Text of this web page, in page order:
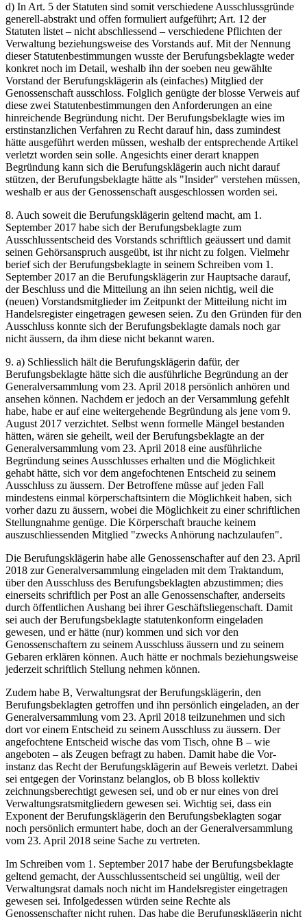
d) In Art. 5 der Statuten sind somit verschiedene Ausschlussgründe
generell-abstrakt und offen formuliert aufgeführt; Art. 12 der
Statuten listet – nicht abschliessend – verschiedene Pflichten der
Verwaltung beziehungsweise des Vorstands auf. Mit der Nennung
dieser Statutenbestimmungen wusste der Berufungsbeklagte weder
konkret noch im Detail, weshalb ihn der soeben neu gewählte
Vorstand der Berufungsklägerin als (einfaches) Mitglied der
Genossenschaft ausschloss. Folglich genügte der blosse Verweis auf
diese zwei Statutenbestimmungen den Anforderungen an eine
hinreichende Begründung nicht. Der Berufungsbeklagte wies im
erstinstanzlichen Verfahren zu Recht darauf hin, dass zumindest
hätte ausgeführt werden müssen, weshalb der entsprechende Artikel
verletzt worden sein solle. Angesichts einer derart knappen
Begründung kann sich die Berufungsklägerin auch nicht darauf
stützen, der Berufungsbeklagte hätte als "Insider" verstehen müssen,
weshalb er aus der Genossenschaft ausgeschlossen worden sei.
8. Auch soweit die Berufungsklägerin geltend macht, am 1.
September 2017 habe sich der Berufungsbeklagte zum
Ausschlussentscheid des Vorstands schriftlich geäussert und damit
seinen Gehörsanspruch ausgeübt, ist ihr nicht zu folgen. Vielmehr
berief sich der Berufungsbeklagte in seinem Schreiben vom 1.
September 2017 an die Berufungsklägerin zur Hauptsache darauf,
der Beschluss und die Mitteilung an ihn seien nichtig, weil die
(neuen) Vorstandsmitglieder im Zeitpunkt der Mitteilung nicht im
Handelsregister eingetragen gewesen seien. Zu den Gründen für den
Ausschluss konnte sich der Berufungsbeklagte damals noch gar
nicht äussern, da ihm diese nicht bekannt waren.
9. a) Schliesslich hält die Berufungsklägerin dafür, der
Berufungsbeklagte hätte sich die ausführliche Begründung an der
Generalversammlung vom 23. April 2018 persönlich anhören und
ansehen können. Nachdem er jedoch an der Versammlung gefehlt
habe, habe er auf eine weitergehende Begründung als jene vom 9.
August 2017 verzichtet. Selbst wenn formelle Mängel bestanden
hätten, wären sie geheilt, weil der Berufungsbeklagte an der
Generalversammlung vom 23. April 2018 eine ausführliche
Begründung seines Ausschlusses erhalten und die Möglichkeit
gehabt hätte, sich vor dem angefochtenen Entscheid zu seinem
Ausschluss zu äussern. Der Betroffene müsse auf jeden Fall
mindestens einmal körperschaftsintern die Möglichkeit haben, sich
vorher dazu zu äussern, wobei die Möglichkeit zu einer schriftlichen
Stellungnahme genüge. Die Körperschaft brauche keinem
auszuschliessenden Mitglied "zwecks Anhörung nachzulaufen".
Die Berufungsklägerin habe alle Genossenschafter auf den 23. April
2018 zur Generalversammlung eingeladen mit dem Traktandum,
über den Ausschluss des Berufungsbeklagten abzustimmen; dies
einerseits schriftlich per Post an alle Genossenschafter, anderseits
durch öffentlichen Aushang bei ihrer Geschäftsliegenschaft. Damit
sei auch der Berufungsbeklagte statutenkonform eingeladen
gewesen, und er hätte (nur) kommen und sich vor den
Genossenschaftern zu seinem Ausschluss äussern und zu seinem
Gebaren erklären können. Auch hätte er nochmals beziehungsweise
jederzeit schriftlich Stellung nehmen können.
Zudem habe B, Verwaltungsrat der Berufungsklägerin, den
Berufungsbeklagten getroffen und ihn persönlich eingeladen, an der
Generalversammlung vom 23. April 2018 teilzunehmen und sich
dort vor einem Entscheid zu seinem Ausschluss zu äussern. Der
angefochtene Entscheid wische das vom Tisch, ohne B – wie
angeboten – als Zeugen befragt zu haben. Damit habe die Vor­
instanz das Recht der Berufungsklägerin auf Beweis verletzt. Dabei
sei entgegen der Vorinstanz belanglos, ob B bloss kollektiv
zeichnungsberechtigt gewesen sei, und ob er nur eines von drei
Verwaltungsratsmitgliedern gewesen sei. Wichtig sei, dass ein
Exponent der Berufungsklägerin den Berufungsbeklagten sogar
noch persönlich ermuntert habe, doch an der Generalversammlung
vom 23. April 2018 seine Sache zu vertreten.
Im Schreiben vom 1. September 2017 habe der Berufungsbeklagte
geltend gemacht, der Ausschlussentscheid sei ungültig, weil der
Verwaltungsrat damals noch nicht im Handelsregister eingetragen
gewesen sei. Infolgedessen würden seine Rechte als
Genossenschafter nicht ruhen. Das habe die Berufungsklägerin nicht